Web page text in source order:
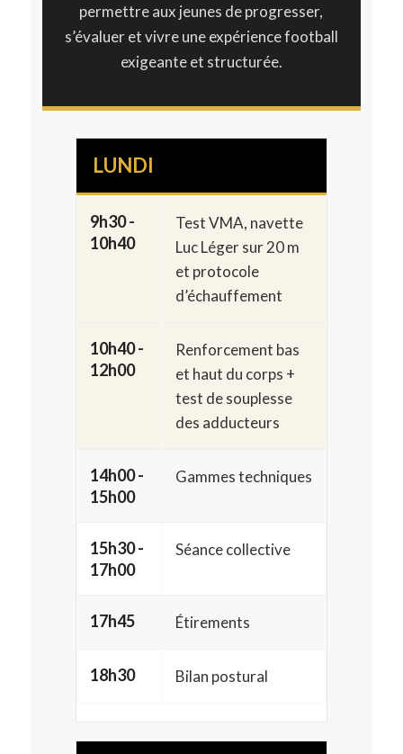
permettre aux jeunes de progresser,
s’évaluer et vivre une expérience football
exigeante et structurée.
LUNDI
9h30 -
10h40
Test VMA, navette
Luc Léger sur 20 m
et protocole
d’échauffement
10h40 -
12h00
Renforcement bas
et haut du corps +
test de souplesse
des adducteurs
14h00 -
15h00
Gammes techniques
15h30 -
17h00
Séance collective
17h45 Étirements
18h30 Bilan postural